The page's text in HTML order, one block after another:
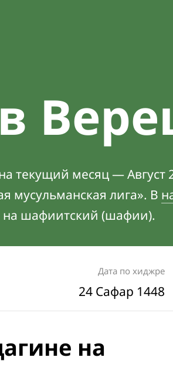
текущий месяц — Август
мусульманская лига». В
на шафиитский (шафии).
Дата по хиджре
24 Сафар 1448
на